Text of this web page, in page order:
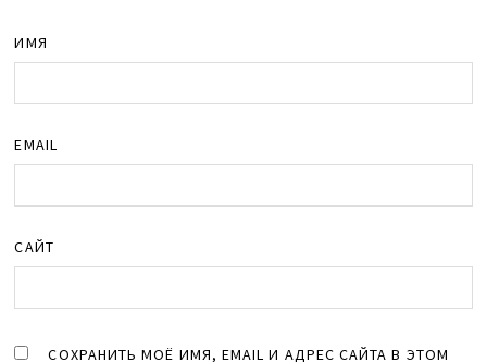
ИМЯ
EMAIL
САЙТ
СОХРАНИТЬ МОЁ ИМЯ, EMAIL И АДРЕС САЙТА В ЭТОМ